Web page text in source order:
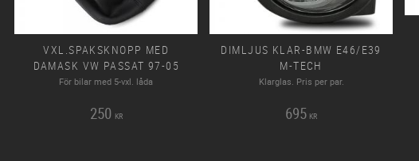
VXL.SPAKSKNOPP MED
DAMASK VW PASSAT 97-05
För bilar med 5-vxl. låda
250 KR
DIMLJUS KLAR-BMW E46/E39
M-TECH
Klarglas. Pris per par.
695 KR